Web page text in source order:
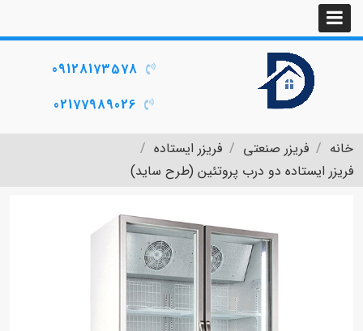
09128173578
02177989026
خانه فریزر صنعتی
فریزر ایستاده
فریزر ایستاده دو درب پروتئین (طرح ساید)